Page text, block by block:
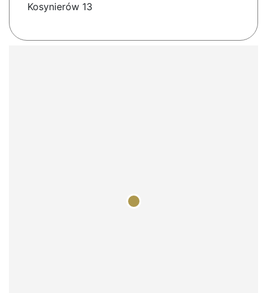
Kosynierów 13